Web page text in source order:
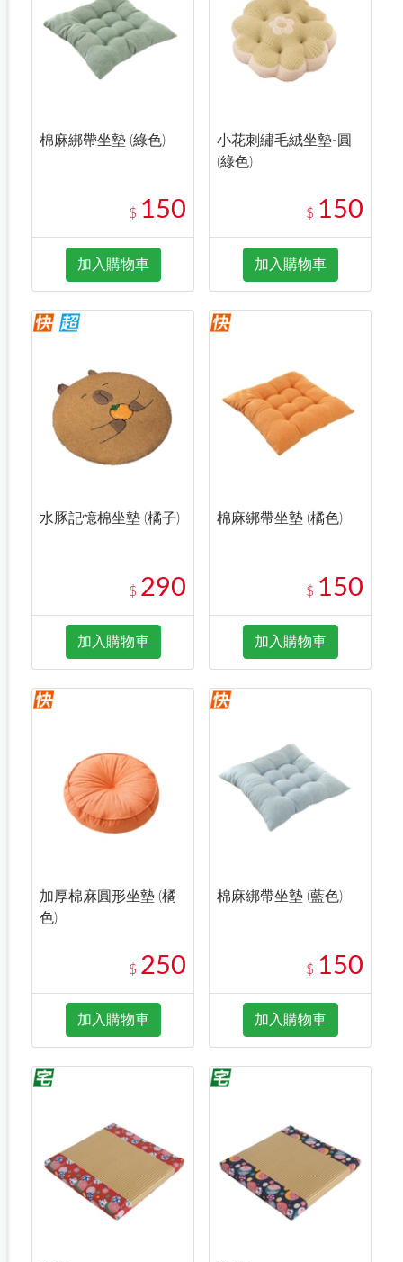
棉麻綁帶坐墊 (綠色)
$ 150
加入購物車
小花刺繡毛絨坐墊-圓
(綠色)
$ 150
加入購物車
水豚記憶棉坐墊 (橘子)
$ 290
加入購物車
棉麻綁帶坐墊 (橘色)
$ 150
加入購物車
加厚棉麻圓形坐墊 (橘
色)
$ 250
加入購物車
棉麻綁帶坐墊 (藍色)
$ 150
加入購物車